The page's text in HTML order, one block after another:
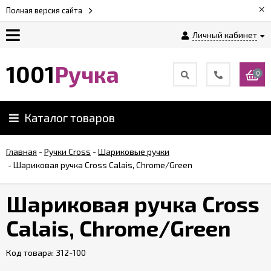
Полная версия сайта ×
Личный кабинет
Возврат
Обзоры
ручек
Контакты
1001Ручка 0
Каталог товаров
Главная -Ручки Cross -Шариковые ручки
-Шариковая ручка Cross Calais, Chrome/Green
Шариковая ручка Cross
Calais, Chrome/Green
Код товара: 312-100